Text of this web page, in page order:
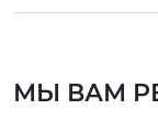
МЫ ВАМ